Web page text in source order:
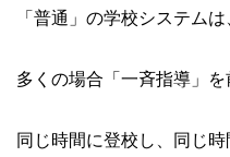
「普通」の学校システムは
多くの場合「一斉指導」を
同じ時間に登校し、同じ時